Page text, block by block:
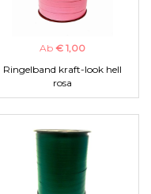
Ab € 1,00
Ringelband kraft-look hell
rosa